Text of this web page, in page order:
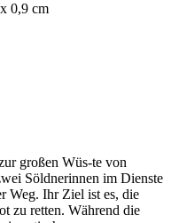
0,9 cm
großen Wüs-te von
Söldnerinnen im Dienste
Weg. Ihr Ziel ist es, die
zu retten. Während die